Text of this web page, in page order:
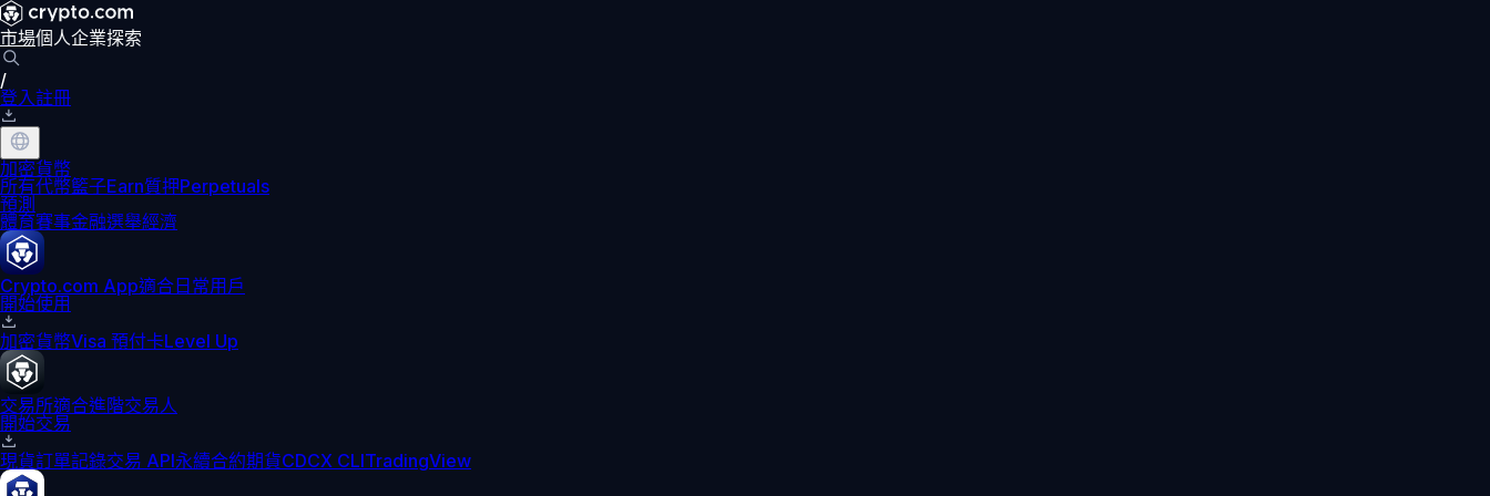
市場個人企業探索
/
登入註冊
加密貨幣
所有代幣籃子Earn質押Perpetuals
預測
體育賽事金融選舉經濟
Crypto.com App適合日常用戶
開始使用
加密貨幣Visa 預付卡Level Up
交易所適合進階交易人
開始交易
現貨訂單記錄交易 API永續合約期貨CDCX CLITradingView